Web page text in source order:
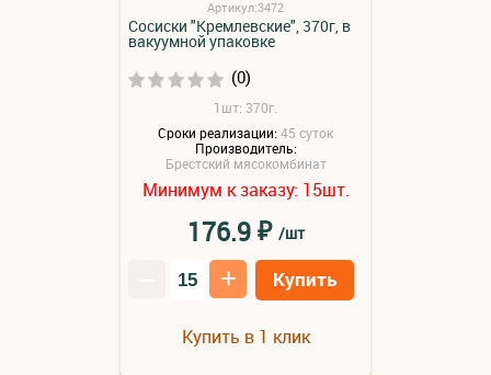
Артикул:3472
Сосиски "Кремлевские", 370г, в
вакуумной упаковке
(0)
1шт: 370г.
Сроки реализации:45 суток
Производитель:
Брестский мясокомбинат
Минимум к заказу: 15шт.
176.9₽ /шт
+ Купить
Купить в 1 клик